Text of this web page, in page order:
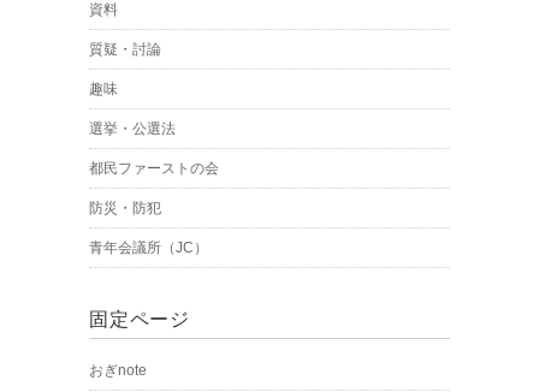
資料
質疑・討論
趣味
選挙・公選法
都民ファーストの会
防災・防犯
青年会議所（JC）
固定ページ
おぎnote